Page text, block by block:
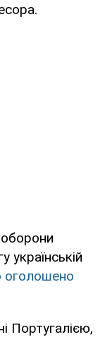
українській
оголошено
Португалією,